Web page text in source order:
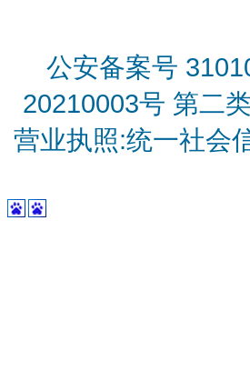
公安备案号
20210003号 第二
营业执照:统一社会